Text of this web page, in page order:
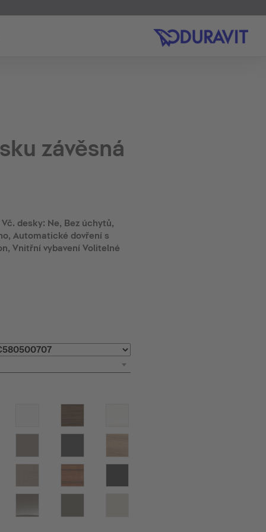
závěsná
desky: Ne, Bez úchytů,
Automatické dovření s
Vnitřní vybavení Volitelné